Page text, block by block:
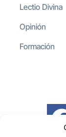
Lectio Divina
Opinión
Formación